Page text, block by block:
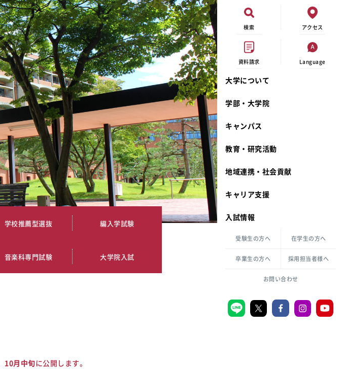
検索 アクセス
資料請求 Language
大学について
宮城学院 校歌
礼拝堂
カリキュラム・ポリシー
倫理憲章
ハラスメントの防止
共生のための多様性宣言
学部・大学院
生活文化デザイン学科
一般教育課程
キャンパス
奨学金
大学祭
キャンパスメンバーズ
教職センター
学芸員課程
図書館司書課程
教育・研究活動動物実験に関する情報公開
教員一覧
大学刊行物
地域連携・社会貢献
カリキュラム・入室方法
キャリア支援
入試情報
出張講義
大学見学
相談フォーム
資料請求
受験生の方へ 在学生の方へ
卒業生の方へ 採用担当者様へ
お問い合わせ
学校推薦型選抜 編入学試験
音楽科専門試験 大学院入試
10月中旬に公開します。